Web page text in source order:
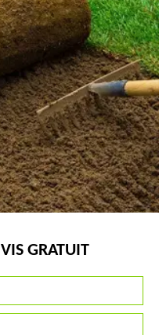
GRATUIT